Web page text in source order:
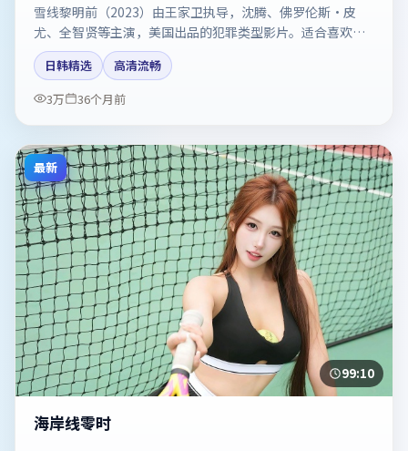
雪线黎明前（2023）由王家卫执导，沈腾、佛罗伦斯·皮
尤、全智贤等主演，美国出品的犯罪类型影片。适合喜欢强
情节与反转的观众。剧情简介与主创信息可供检索参考，上
映日期以片方资料为准。
日韩精选
高清流畅
3万
36个月前
最新
99:10
海岸线零时